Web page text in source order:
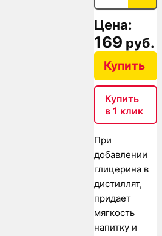
Цена:
169 руб.
Купить
Купить
в 1 клик
При
добавлении
глицерина в
дистиллят,
придает
мягкость
напитку и